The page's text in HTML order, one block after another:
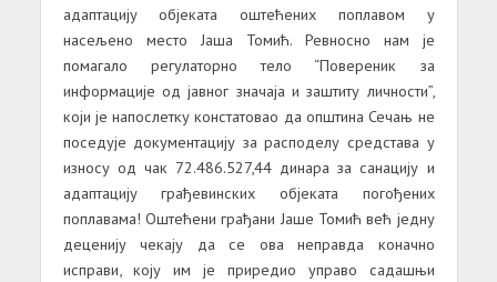
адаптацију објеката оштећених поплавом у
насељено место Јаша Томић. Ревносно нам је
помагало регулаторно тело “Повереник за
информације од јавног значаја и заштиту личности”,
који је напослетку констатовао да општина Сечањ не
поседује документацију за расподелу средстава у
износу од чак 72.486.527,44 динара за санацију и
адаптацију грађевинских објеката погођених
поплавама! Оштећени грађани Јаше Томић већ једну
деценију чекају да се ова неправда коначно
исправи, коју им је приредио управо садашњи